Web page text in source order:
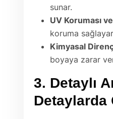
sunar.
UV Koruması
koruma
Kimyasal
boyaya zarar
3. Detaylı
Detaylarda